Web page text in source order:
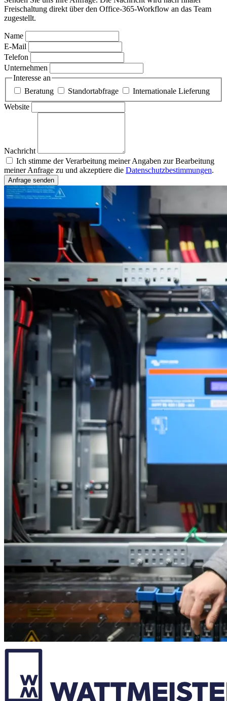
Freischaltung direkt über den Office-365-Workflow an das Team
zugestellt.
Name
E-Mail
Telefon
Unternehmen
Interesse an
Beratung
Standortabfrage
Internationale Lieferung
Website
Nachricht
Ich stimme der Verarbeitung meiner Angaben zur Bearbeitung
meiner Anfrage zu und akzeptiere die Datenschutzbestimmungen.
Anfrage senden